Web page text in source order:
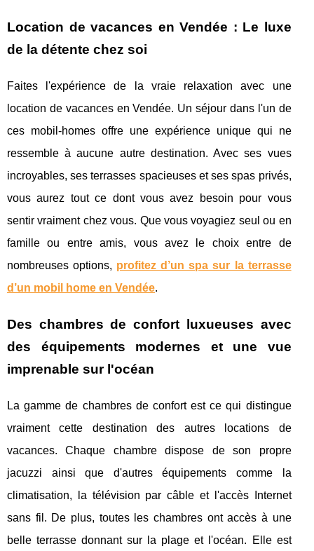
Location de vacances en Vendée : Le luxe
de la détente chez soi
Faites l'expérience de la vraie relaxation avec une
location de vacances en Vendée. Un séjour dans l'un de
ces mobil-homes offre une expérience unique qui ne
ressemble à aucune autre destination. Avec ses vues
incroyables, ses terrasses spacieuses et ses spas privés,
vous aurez tout ce dont vous avez besoin pour vous
sentir vraiment chez vous. Que vous voyagiez seul ou en
famille ou entre amis, vous avez le choix entre de
nombreuses options, profitez d’un spa sur la terrasse
d’un mobil home en Vendée.
Des chambres de confort luxueuses avec
des équipements modernes et une vue
imprenable sur l'océan
La gamme de chambres de confort est ce qui distingue
vraiment cette destination des autres locations de
vacances. Chaque chambre dispose de son propre
jacuzzi ainsi que d'autres équipements comme la
climatisation, la télévision par câble et l'accès Internet
sans fil. De plus, toutes les chambres ont accès à une
belle terrasse donnant sur la plage et l'océan. Elle est